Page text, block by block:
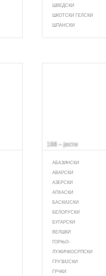
ШВЕДСКИ
ШКОТСКИ ГЕЛСКИ
ШПАНСКИ
198 – јести
АБАЗИНСКИ
АВАРСКИ
АЗЕРСКИ
АПХАСКИ
БАСКИЈСКИ
БЕЛОРУСКИ
БУГАРСКИ
ВЕЛШКИ
ГОРЊО­
ЛУЖИЧКОСРПСКИ
ГРУЗИЈСКИ
ГРЧКИ